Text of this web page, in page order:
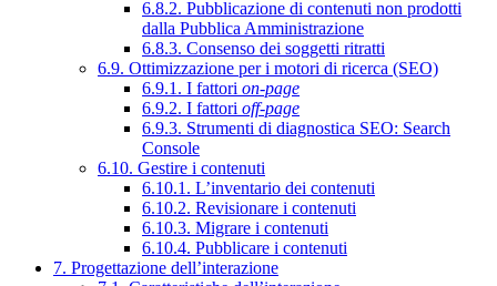
6.8.2. Pubblicazione di contenuti non prodotti
dalla Pubblica Amministrazione
6.8.3. Consenso dei soggetti ritratti
6.9. Ottimizzazione per i motori di ricerca (SEO)
6.9.1. I fattori on-page
6.9.2. I fattori off-page
6.9.3. Strumenti di diagnostica SEO: Search
Console
6.10. Gestire i contenuti
6.10.1. L’inventario dei contenuti
6.10.2. Revisionare i contenuti
6.10.3. Migrare i contenuti
6.10.4. Pubblicare i contenuti
7. Progettazione dell’interazione